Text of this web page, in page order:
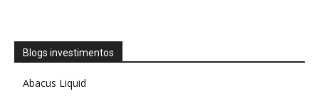
Blogs investimentos
Abacus Liquid